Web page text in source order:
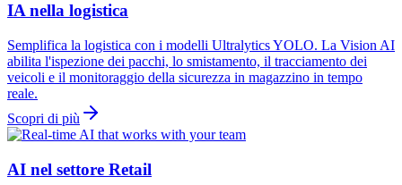
IA nella logistica
Semplifica la logistica con i modelli Ultralytics YOLO. La Vision AI
abilita l'ispezione dei pacchi, lo smistamento, il tracciamento dei
veicoli e il monitoraggio della sicurezza in magazzino in tempo
reale.
Scopri di più
AI nel settore Retail